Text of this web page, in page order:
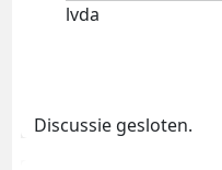
lvda
Discussie gesloten.